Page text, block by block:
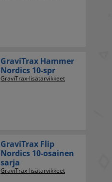
GraviTrax Hammer
Nordics 10-spr
GraviTrax-lisätarvikkeet
GraviTrax Flip
Nordics 10-osainen
sarja
GraviTrax-lisätarvikkeet